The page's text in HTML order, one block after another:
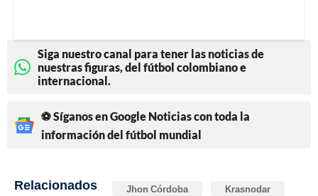
Siga nuestro canal para tener las noticias de
nuestras figuras, del fútbol colombiano e
internacional.
⚽ Síganos en Google Noticias con toda la
información del fútbol mundial
Relacionados Jhon Córdoba Krasnodar